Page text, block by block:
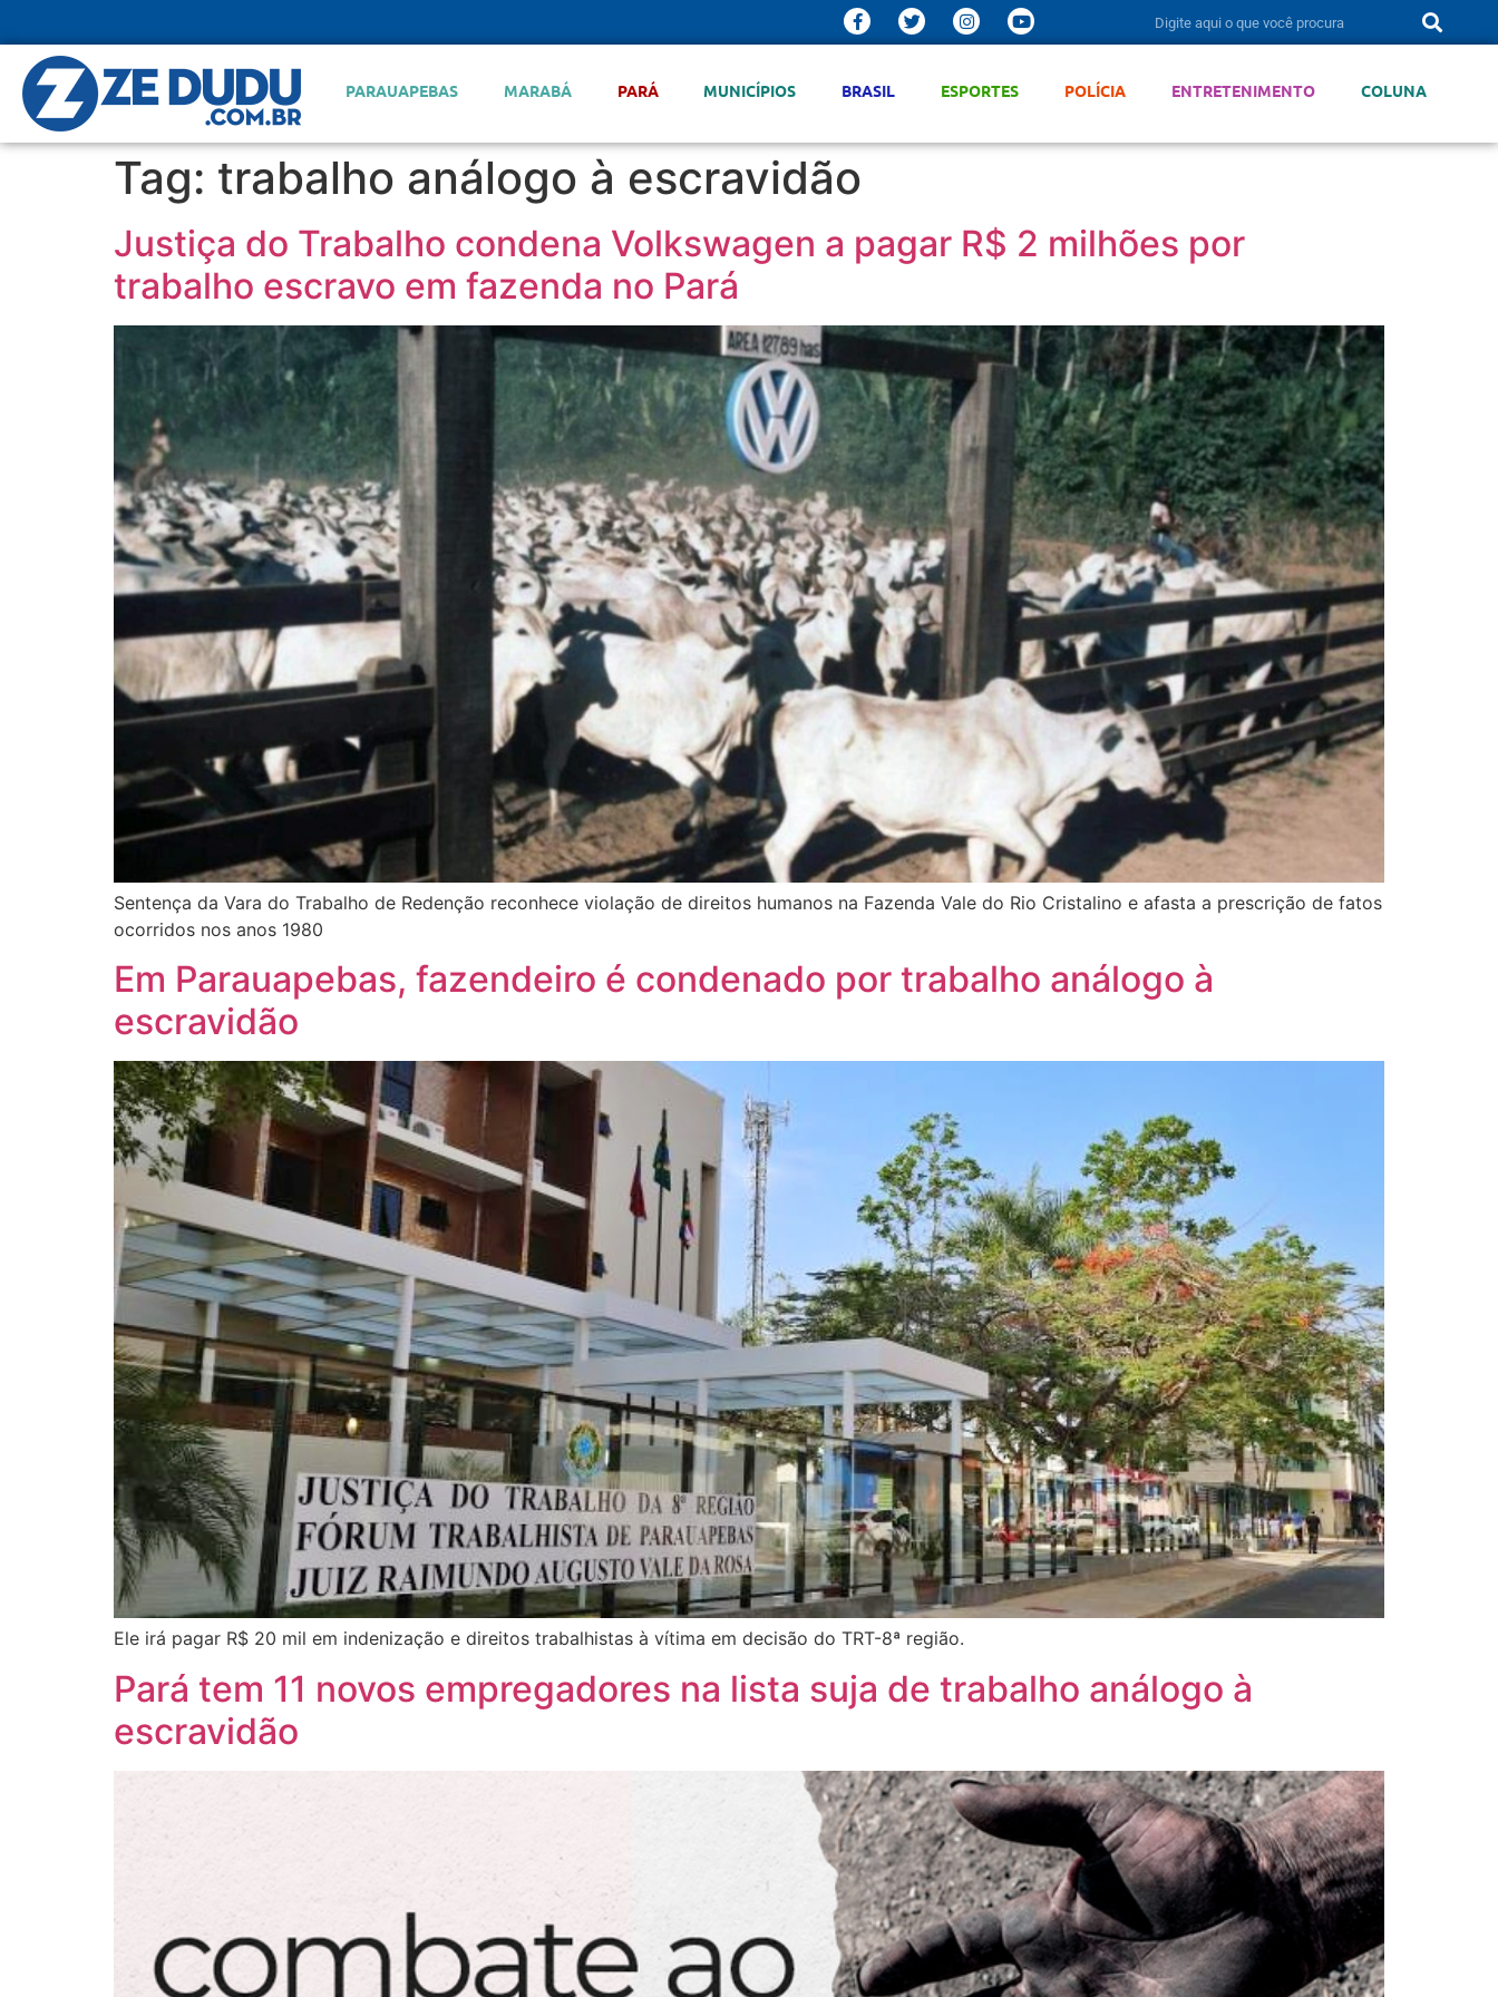
PARAUAPEBAS MARABÁ PARÁ MUNICÍPIOS BRASIL ESPORTES POLÍCIA ENTRETENIMENTO COLUNA
Tag: trabalho análogo à escravidão
Justiça do Trabalho condena Volkswagen a pagar R$ 2 milhões por
trabalho escravo em fazenda no Pará
Sentença da Vara do Trabalho de Redenção reconhece violação de direitos humanos na Fazenda Vale do Rio Cristalino e afasta a prescrição de fatos
ocorridos nos anos 1980
Em Parauapebas, fazendeiro é condenado por trabalho análogo à
escravidão
Ele irá pagar R$ 20 mil em indenização e direitos trabalhistas à vítima em decisão do TRT-8ª região.
Pará tem 11 novos empregadores na lista suja de trabalho análogo à
escravidão